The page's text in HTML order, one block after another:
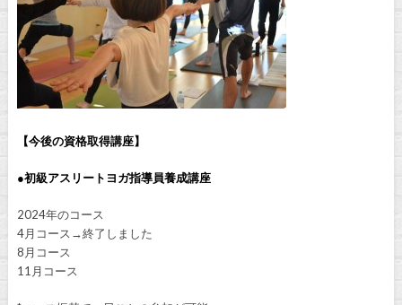
【今後の資格取得講座】
●初級アスリートヨガ指導員養成講座
2024年のコース
4月コース→終了しました
8月コース
11月コース